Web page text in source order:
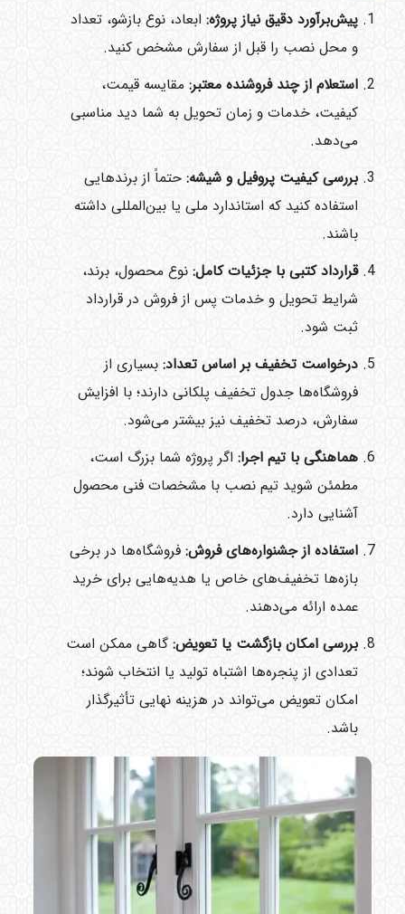
پیش‌برآورد دقیق نیاز پروژه:ابعاد، نوع بازشو، تعداد
و محل نصب را قبل از سفارش مشخص کنید.
استعلام از چند فروشنده معتبر:مقایسه قیمت،
کیفیت، خدمات و زمان تحویل به شما دید مناسبی
می‌دهد.
بررسی کیفیت پروفیل و شیشه:حتماً از برندهایی
استفاده کنید که استاندارد ملی یا بین‌المللی داشته
باشند.
قرارداد کتبی با جزئیات کامل:نوع محصول، برند،
شرایط تحویل و خدمات پس از فروش در قرارداد
ثبت شود.
درخواست تخفیف بر اساس تعداد:بسیاری از
فروشگاه‌ها جدول تخفیف پلکانی دارند؛ با افزایش
سفارش، درصد تخفیف نیز بیشتر می‌شود.
هماهنگی با تیم اجرا:اگر پروژه شما بزرگ است،
مطمئن شوید تیم نصب با مشخصات فنی محصول
آشنایی دارد.
استفاده از جشنواره‌های فروش:فروشگاه‌ها در برخی
بازه‌ها تخفیف‌های خاص یا هدیه‌هایی برای خرید
عمده ارائه می‌دهند.
بررسی امکان بازگشت یا تعویض:گاهی ممکن است
تعدادی از پنجره‌ها اشتباه تولید یا انتخاب شوند؛
امکان تعویض می‌تواند در هزینه نهایی تأثیرگذار
باشد.